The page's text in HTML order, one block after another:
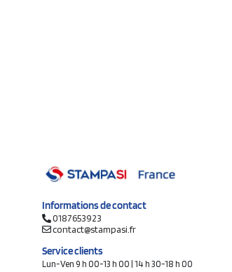
Informations de contact
0187653923
contact@stampasi.fr
Service clients
Lun-Ven 9 h 00-13 h 00 | 14 h 30-18 h 00